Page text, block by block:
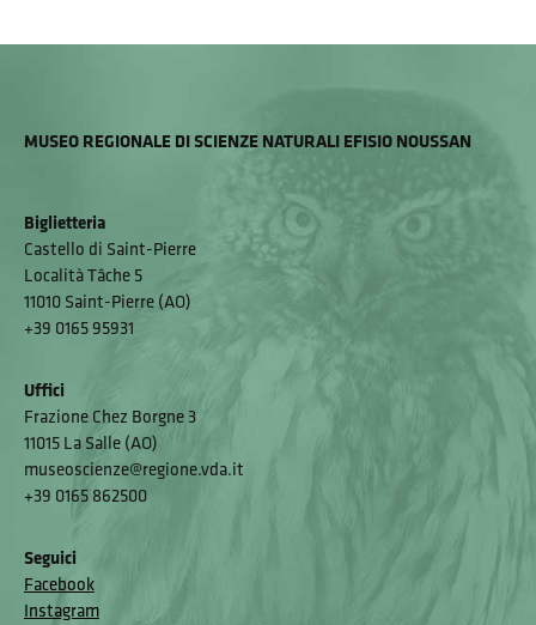
MUSEO REGIONALE DI SCIENZE NATURALI EFISIO NOUSSAN
Biglietteria
Castello di Saint-Pierre
Località Tâche 5
11010 Saint-Pierre (AO)
+39 0165 95931
Uffici
Frazione Chez Borgne 3
11015 La Salle (AO)
museoscienze@regione.vda.it
+39 0165 862500
Seguici
Facebook
Instagram